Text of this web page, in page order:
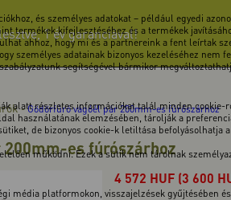
és személyes adatokat – például egyedi
kifejlesztéséhez és a termékek
ahhoz, hogy mi és a partnereink a fent leírtak
adatainak bizonyos kezeléséhez
segítségével bármikor
alatt részletes információkat talál minden
használatának elemzésében, tárolják a
de bizonyos cookie-k letiltása befolyásolhatja
működni. Ezek a sütik nem tárolnak
média platformokon, visszajelzések gyűjtésében
1 év garanciával!
-Gödörfúró vágóél pár 200mm-es fúrószárhoz
es fúrószárhoz
4 572 HUF (3 600